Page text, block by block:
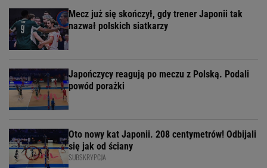
Mecz już się skończył, gdy trener Japonii tak
nazwał polskich siatkarzy
Japończycy reagują po meczu z Polską. Podali
powód porażki
Oto nowy kat Japonii. 208 centymetrów! Odbijali
się jak od ściany
SUBSKRYPCJA